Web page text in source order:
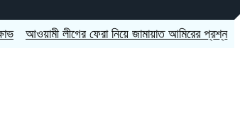
আওয়ামী লীগের ফেরা নিয়ে জামায়াত আমিরের প্রশ্ন